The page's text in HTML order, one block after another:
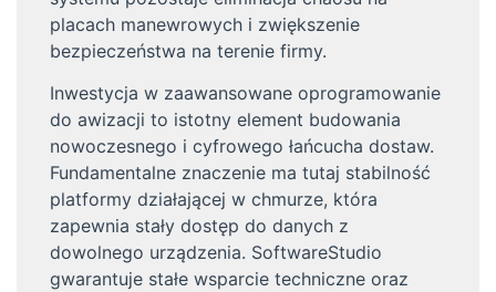
placach manewrowych i zwiększenie
bezpieczeństwa na terenie firmy.
Inwestycja w zaawansowane oprogramowanie
do awizacji to istotny element budowania
nowoczesnego i cyfrowego łańcucha dostaw.
Fundamentalne znaczenie ma tutaj stabilność
platformy działającej w chmurze, która
zapewnia stały dostęp do danych z
dowolnego urządzenia. SoftwareStudio
gwarantuje stałe wsparcie techniczne oraz